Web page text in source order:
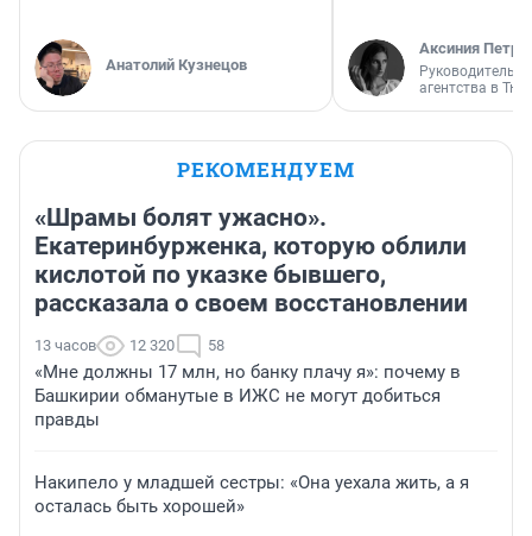
Анатолий Кузнецов
Аксиния
Руководитель
агентства в
РЕКОМЕНДУЕМ
«Шрамы болят ужасно».
Екатеринбурженка, которую облили
кислотой по указке бывшего,
рассказала о своем восстановлении
13 часов 12 320 58
«Мне должны 17 млн, но банку плачу я»: почему в
Башкирии обманутые в ИЖС не могут добиться
правды
Накипело у младшей сестры: «Она уехала жить, а я
осталась быть хорошей»